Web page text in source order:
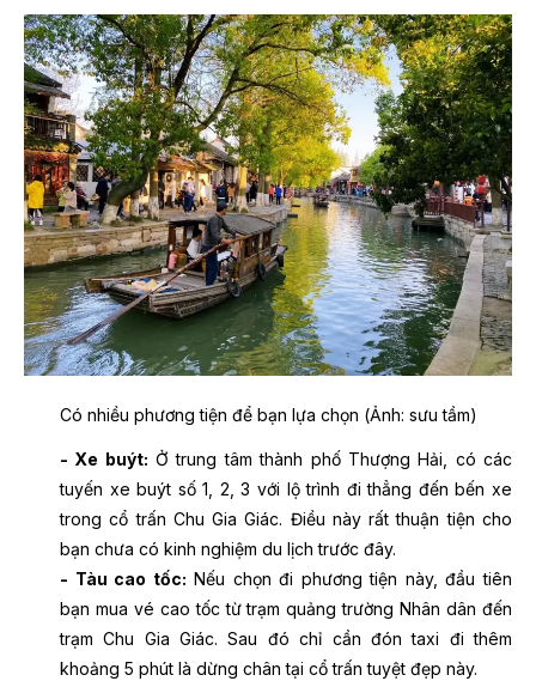
Có nhiều phương tiện để bạn lựa chọn (Ảnh: sưu tầm)
- Xe buýt: Ở trung tâm thành phố Thượng Hải, có các
tuyến xe buýt số 1, 2, 3 với lộ trình đi thẳng đến bến xe
trong cổ trấn Chu Gia Giác. Điều này rất thuận tiện cho
bạn chưa có kinh nghiệm du lịch trước đây.
- Tàu cao tốc: Nếu chọn đi phương tiện này, đầu tiên
bạn mua vé cao tốc từ trạm quảng trường Nhân dân đến
trạm Chu Gia Giác. Sau đó chỉ cần đón taxi đi thêm
khoảng 5 phút là dừng chân tại cổ trấn tuyệt đẹp này.